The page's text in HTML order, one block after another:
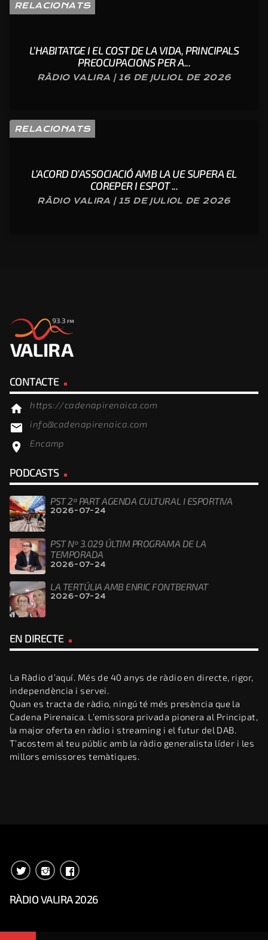
RELACIONATS
L’HABITATGE I EL COST DE LA VIDA, PRINCIPALS
PREOCUPACIONS PER A...
RÀDIO VALIRA | 16 DE JULIOL DE 2026
RELACIONATS
L’ACORD D’ASSOCIACIÓ AMB LA UE SUPERA EL
COREPER I ESPOT ...
RÀDIO VALIRA | 15 DE JULIOL DE 2026
CONTACTE
home https://cadenapirenaica.com
email info@cadenapirenaica.com
location_on Encamp
PODCASTS
PST 2ª PART AGENDA CULTURAL I ESPORTIVA
2026-07-24
PST Nº 3.029 ÚLTIM PROGRAMA DE LA
TEMPORADA
2026-07-24
LA TERTÚLIA AMB ENRIC FONTBERNAT
2026-07-24
EN DIRECTE
La Ràdio d’aquí. Més de 40 anys de ràdio en directe, rigor,
independència i servei.
Quan es tracta de ràdio, ningú té més presència que la
Cadena Pirenaica. L’emissora privada pionera al Principat,
la major oferta en ràdio i streaming i el futur del DAB.
T’acostem al teu públic amb la ràdio generalista líder i les
millors emissores temàtiques.
RÀDIO VALIRA 2026